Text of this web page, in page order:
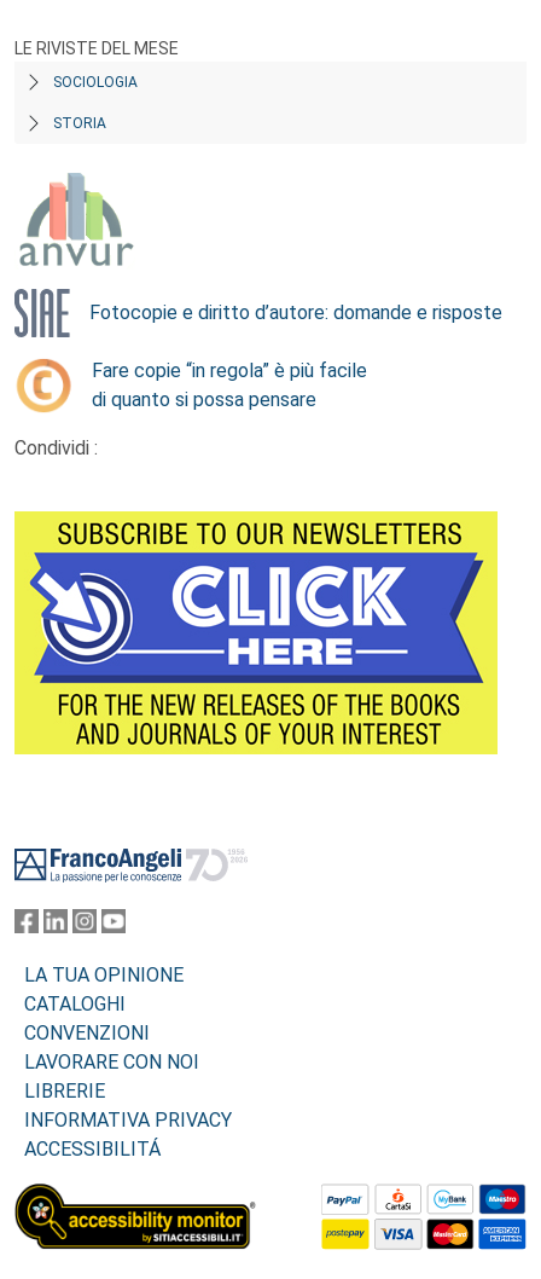
LE RIVISTE DEL MESE
SOCIOLOGIA
STORIA
Fotocopie e diritto d’autore: domande e risposte
Fare copie “in regola” è più facile
di quanto si possa pensare
Condividi :
LA TUA OPINIONE
CATALOGHI
CONVENZIONI
LAVORARE CON NOI
LIBRERIE
INFORMATIVA PRIVACY
ACCESSIBILITÁ